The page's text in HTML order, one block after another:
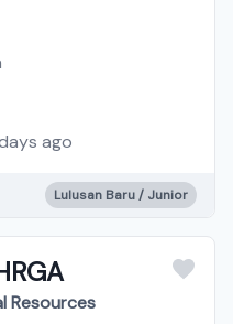
ago
Lulusan Baru / Junior
Resources